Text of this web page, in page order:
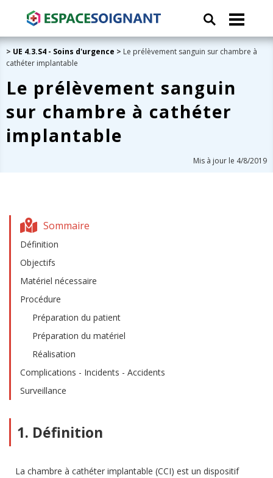
> UE 4.3.S4 - Soins d'urgence > Le prélèvement sanguin sur chambre à
cathéter implantable
Le prélèvement sanguin
sur chambre à cathéter
implantable
Mis à jour le 4/8/2019
Sommaire
Définition
Objectifs
Matériel nécessaire
Procédure
Préparation du patient
Préparation du matériel
Réalisation
Complications - Incidents - Accidents
Surveillance
1. Définition
La chambre à cathéter implantable (CCI) est un dispositif